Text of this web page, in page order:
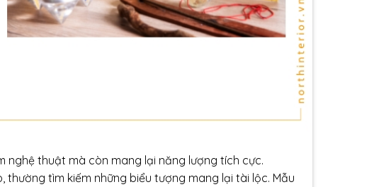
thuật mà còn mang lại năng lượng tích cực.
tìm kiếm những biểu tượng mang lại tài lộc. Mẫu